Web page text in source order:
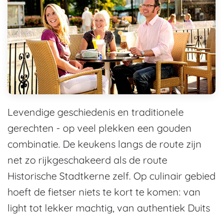
Levendige geschiedenis en traditionele
gerechten - op veel plekken een gouden
combinatie. De keukens langs de route zijn
net zo rijkgeschakeerd als de route
Historische Stadtkerne zelf. Op culinair gebied
hoeft de fietser niets te kort te komen: van
light tot lekker machtig, van authentiek Duits